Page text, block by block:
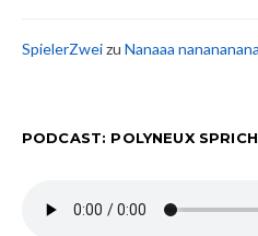
SpielerZweizu Nanaaa
PODCAST: POLYNEUX